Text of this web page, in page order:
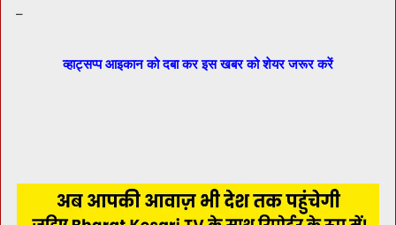
–
व्हाट्सप्प आइकान को दबा कर इस खबर को शेयर जरूर करें